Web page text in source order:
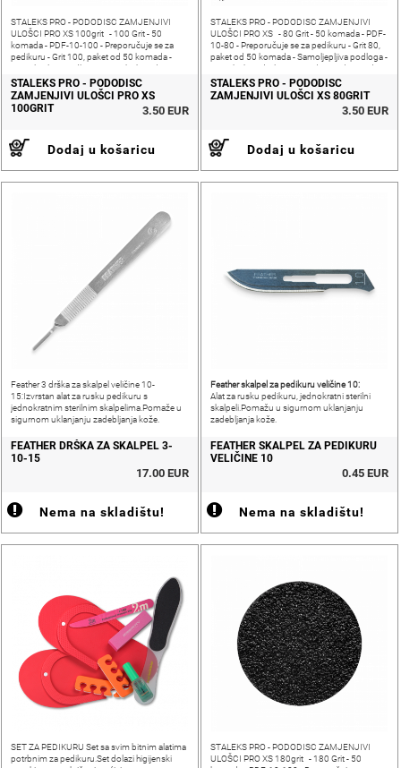
STALEKS PRO - PODODISC ZAMJENJIVI
ULOŠCI PRO XS 100grit - 100 Grit - 50
komada - PDF-10-100 - Preporučuje se za
pedikuru - Grit 100, paket od 50 komada -
Samoljepljiva podloga - Ne nabubri od
izlaganja vodi - Veličina:
STALEKS PRO - PODODISC
ZAMJENJIVI ULOŠCI PRO XS
100GRIT
3.50 EUR
Dodaj u košaricu
STALEKS PRO - PODODISC ZAMJENJIVI
ULOŠCI PRO XS - 80 Grit - 50 komada - PDF-
10-80 - Preporučuje se za pedikuru - Grit 80,
paket od 50 komada - Samoljepljiva podloga -
Ne nabubri od izlaganja vodi - Izrađeno od
visokokvalitetnog
STALEKS PRO - PODODISC
ZAMJENJIVI ULOŠCI XS 80GRIT
3.50 EUR
Dodaj u košaricu
Feather 3 drška za skalpel veličine 10-
15:Izvrstan alat za rusku pedikuru s
jednokratnim sterilnim skalpelima.Pomaže u
sigurnom uklanjanju zadebljanja kože.
FEATHER DRŠKA ZA SKALPEL 3-
10-15
17.00 EUR
Nema na skladištu!
Feather skalpel za pedikuru veličine 10:
Alat za rusku pedikuru, jednokratni sterilni
skalpeli.Pomažu u sigurnom uklanjanju
zadebljanja kože.
FEATHER SKALPEL ZA PEDIKURU
VELIČINE 10
0.45 EUR
Nema na skladištu!
SET ZA PEDIKURU Set sa svim bitnim alatima
potrbnim za pedikuru.Set dolazi higijenski
STALEKS PRO - PODODISC ZAMJENJIVI
ULOŠCI PRO XS 180grit - 180 Grit - 50